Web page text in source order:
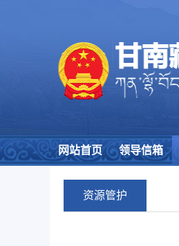
网站首页 领导信箱
资源管护